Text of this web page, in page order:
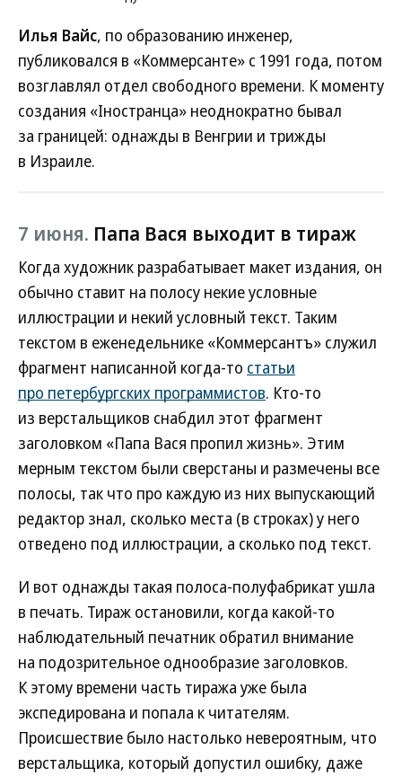
Илья Вайс, по образованию инженер,
публиковался в «Коммерсанте» с 1991 года, потом
возглавлял отдел свободного времени. К моменту
создания «Iностранца» неоднократно бывал
за границей: однажды в Венгрии и трижды
в Израиле.
7 июня. Папа Вася выходит в тираж
Когда художник разрабатывает макет издания, он
обычно ставит на полосу некие условные
иллюстрации и некий условный текст. Таким
текстом в еженедельнике «Коммерсантъ» служил
фрагмент написанной когда-то статьи
про петербургских программистов. Кто-то
из верстальщиков снабдил этот фрагмент
заголовком «Папа Вася пропил жизнь». Этим
мерным текстом были сверстаны и размечены все
полосы, так что про каждую из них выпускающий
редактор знал, сколько места (в строках) у него
отведено под иллюстрации, а сколько под текст.
И вот однажды такая полоса-полуфабрикат ушла
в печать. Тираж остановили, когда какой-то
наблюдательный печатник обратил внимание
на подозрительное однообразие заголовков.
К этому времени часть тиража уже была
экспедирована и попала к читателям.
Происшествие было настолько невероятным, что
верстальщика, который допустил ошибку, даже